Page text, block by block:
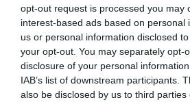
opt-out request is processed you may
interest-based ads based on personal
us or personal information disclosed
your opt-out. You may separately opt-
disclosure of your personal
IAB’s list of downstream participants.
also be disclosed by us to third parties